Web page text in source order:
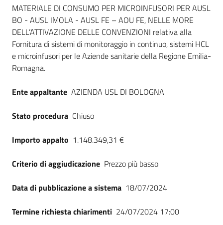
MATERIALE DI CONSUMO PER MICROINFUSORI PER AUSL
BO - AUSL IMOLA - AUSL FE – AOU FE, NELLE MORE
DELL’ATTIVAZIONE DELLE CONVENZIONI relativa alla
Fornitura di sistemi di monitoraggio in continuo, sistemi HCL
e microinfusori per le Aziende sanitarie della Regione Emilia-
Romagna.
Ente appaltante AZIENDA USL DI BOLOGNA
Stato procedura Chiuso
Importo appalto 1.148.349,31 €
Criterio di aggiudicazione Prezzo più basso
Data di pubblicazione a sistema 18/07/2024
Termine richiesta chiarimenti 24/07/2024 17:00